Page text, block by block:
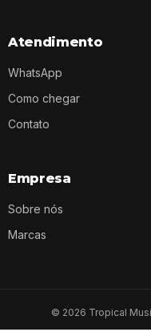
Atendimento
WhatsApp
Como chegar
Contato
Empresa
Sobre nós
Marcas
© 2026 Tropical